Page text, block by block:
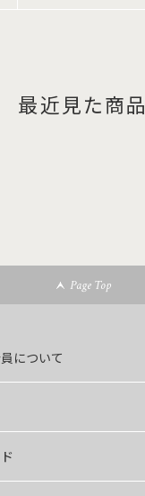
最近見た商品
Page Top
について